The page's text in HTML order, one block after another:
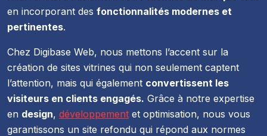
en incorporant des fonctionnalités modernes et
pertinentes.
Chez Digibase Web, nous mettons l’accent sur la
création de sites vitrines qui non seulement captent
l’attention, mais qui également convertissent les
visiteurs en clients engagés. Grâce à notre expertise
en design, développement et optimisation, nous vous
garantissons un site refondu qui répond aux normes